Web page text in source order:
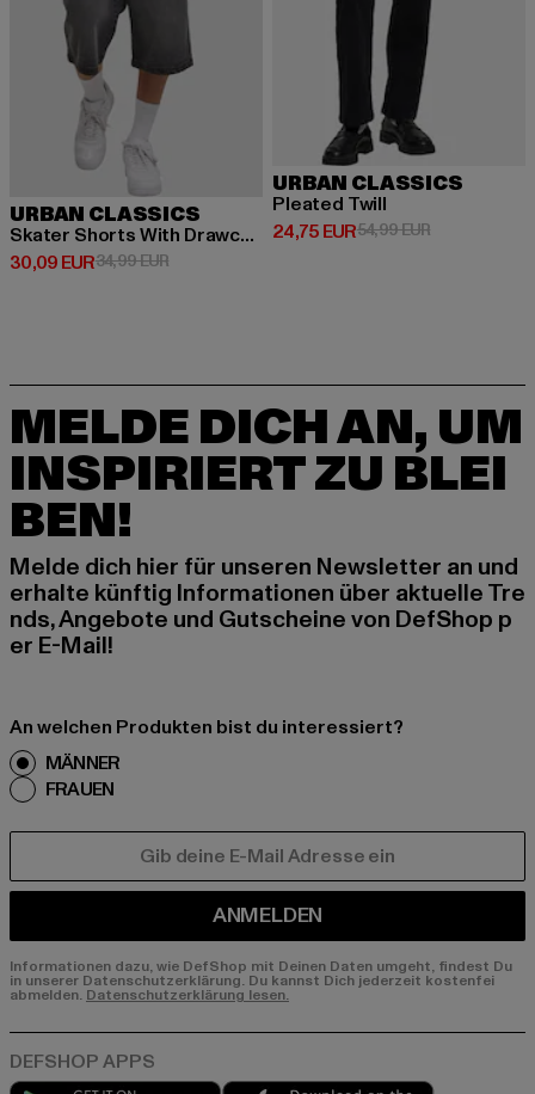
URBAN CLASSICS
Skater Shorts With Drawcord
30,09 EUR
Derzeitiger Preis: 30,09 EUR
34,99 EURAktionspreis: 34,99 EUR
URBAN CLASSICS
Pleated Twill
24,75 EUR
Derzeitiger Preis: 24,75 EUR
54,99 EURAktionspreis:
MELDE DICH AN, UM
INSPIRIERT ZU BLEI
BEN!
Melde dich hier für unseren Newsletter an und
erhalte künftig Informationen über aktuelle Tre
nds, Angebote und Gutscheine von DefShop p
er E-Mail!
An welchen Produkten bist du interessiert?
MÄNNER
FRAUEN
ANMELDEN
Informationen dazu, wie DefShop mit Deinen Daten umgeht, findest Du
in unserer Datenschutzerklärung. Du kannst Dich jederzeit kostenfei
abmelden. Datenschutzerklärung lesen.